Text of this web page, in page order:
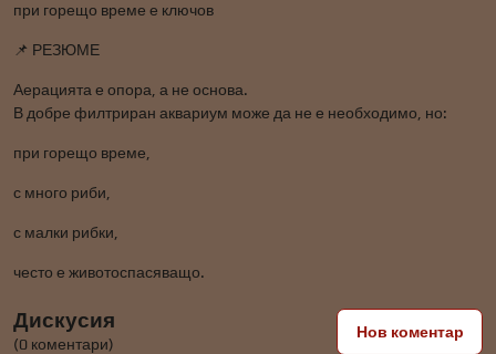
при горещо време е ключов
📌 РЕЗЮМЕ
Аерацията е опора, а не основа.
В добре филтриран аквариум може да не е необходимо, но:
при горещо време,
с много риби,
с малки рибки,
често е животоспасяващо.
Дискусия
(0 коментари)
Нов коментар